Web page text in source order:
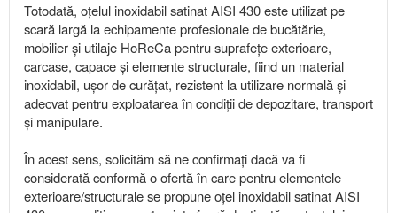
Totodată, oțelul inoxidabil satinat AISI 430 este utilizat pe
scară largă la echipamente profesionale de bucătărie,
mobilier și utilaje HoReCa pentru suprafețe exterioare,
carcase, capace și elemente structurale, fiind un material
inoxidabil, ușor de curățat, rezistent la utilizare normală și
adecvat pentru exploatarea în condiții de depozitare, transport
și manipulare.
În acest sens, solicităm să ne confirmați dacă va fi
considerată conformă o ofertă în care pentru elementele
exterioare/structurale se propune oțel inoxidabil satinat AISI